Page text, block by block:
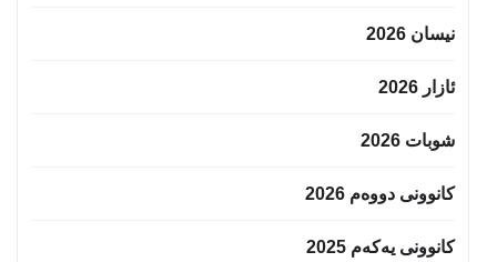
نیسان 2026
ئازار 2026
شوبات 2026
کانوونی دووەم 2026
کانوونی یەکەم 2025